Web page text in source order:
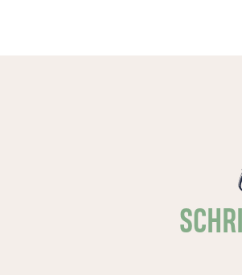
tijd is nodig, een tijd zonder moeten.